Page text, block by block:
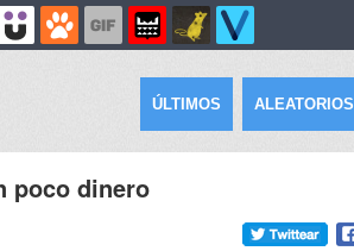
ÚLTIMOS ALEATORIOS
poco dinero